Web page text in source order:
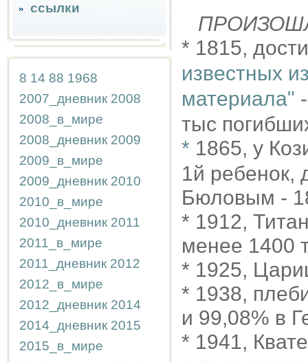
ссылки
8 14 88 1968
2007_дневник 2008
2008_в_мире
2008_дневник 2009
2009_в_мире
2009_дневник 2010
2010_в_мире
2010_дневник 2011
2011_в_мире
2011_дневник 2012
2012_в_мире
2012_дневник 2014
2014_дневник 2015
2015_в_мире
* 1815,
известных
материала"
тыс
* 1865, у
1й ребенок,
Бюловым -
* 1912,
менее 1400
* 1925,
* 1938,
и 99,08% в
* 1941,